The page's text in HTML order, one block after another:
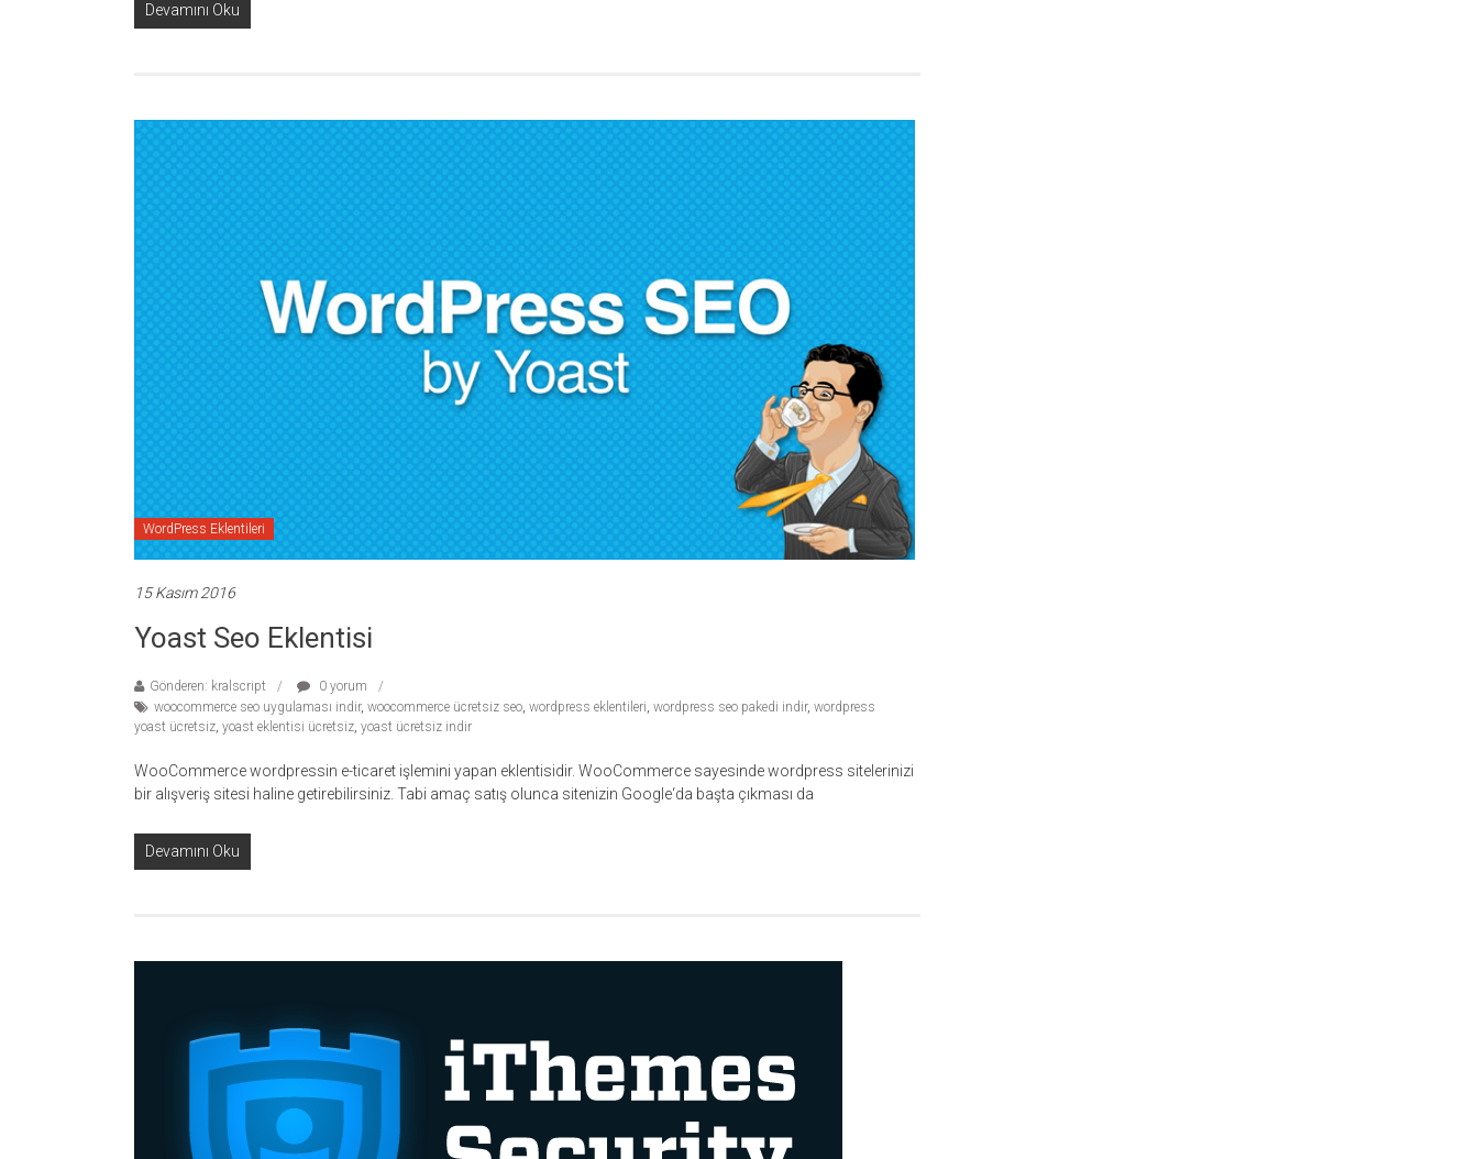
Devamını Oku
WordPress Eklentileri
15 Kasım 2016
Yoast Seo Eklentisi
Gönderen: kralscript
0 yorum
woocommerce seo uygulaması indir, woocommerce ücretsiz seo, wordpress eklentileri, wordpress seo pakedi indir, wordpress
yoast ücretsiz, yoast eklentisi ücretsiz, yoast ücretsiz indir
WooCommerce wordpressin e-ticaret işlemini yapan eklentisidir. WooCommerce sayesinde wordpress sitelerinizi
bir alışveriş sitesi haline getirebilirsiniz. Tabi amaç satış olunca sitenizin Google‘da başta çıkması da
Devamını Oku